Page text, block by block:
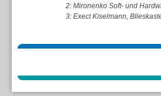
2: Mironenko Soft- und
3: Exect Kiselmann,